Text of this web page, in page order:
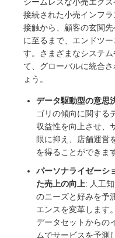
接続された小売インフ
接触から、顧客の玄関
に至るまで、エンドツ
す。さまざまなシステ
て、グローバルに統合
ょう。
データ駆動型の意思
ゴリの傾向に関する
収益性を向上させ、
限に抑え、店舗運営
を得ることができま
パーソナライゼーシ
た売上の向上: 人工
のニーズと好みを予
エンスを変革します
データセットからの
ムでサービスを予測